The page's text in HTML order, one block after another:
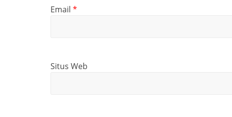
Email *
Situs Web